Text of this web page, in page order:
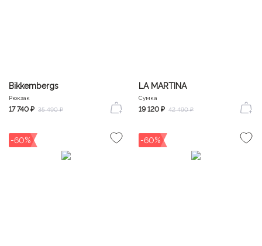
Bikkembergs
Рюкзак
17 740 ₽ 35 490 ₽
LA MARTINA
Сумка
19 120 ₽ 42 490 ₽
-60% -60%